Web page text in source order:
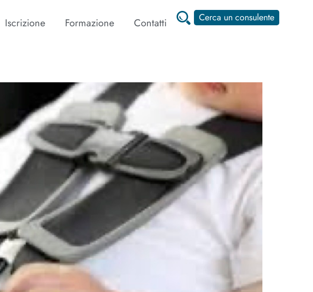
Iscrizione Formazione Contatti Cerca un consulente